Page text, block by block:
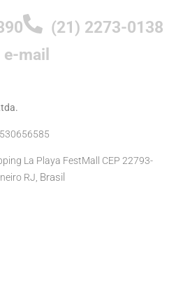
(21) 2273-0138
mail
La Playa FestMall CEP 22793-
RJ, Brasil